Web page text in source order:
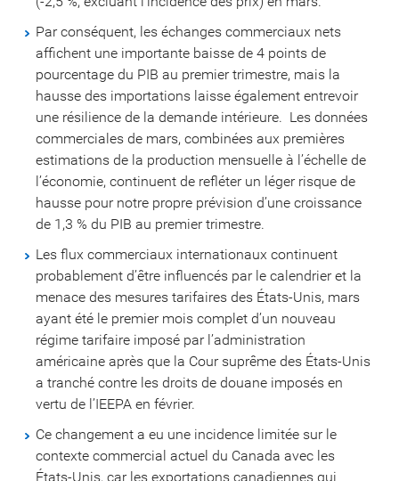
Par conséquent, les échanges commerciaux nets
affichent une importante baisse de 4 points de
pourcentage du PIB au premier trimestre, mais la
hausse des importations laisse également entrevoir
une résilience de la demande intérieure. Les données
commerciales de mars, combinées aux premières
estimations de la production mensuelle à l’échelle de
l’économie, continuent de refléter un léger risque de
hausse pour notre propre prévision d’une croissance
de 1,3 % du PIB au premier trimestre.
Les flux commerciaux internationaux continuent
probablement d’être influencés par le calendrier et la
menace des mesures tarifaires des États-Unis, mars
ayant été le premier mois complet d’un nouveau
régime tarifaire imposé par l’administration
américaine après que la Cour suprême des États-Unis
a tranché contre les droits de douane imposés en
vertu de l’IEEPA en février.
Ce changement a eu une incidence limitée sur le
contexte commercial actuel du Canada avec les
États-Unis, car les exportations canadiennes qui